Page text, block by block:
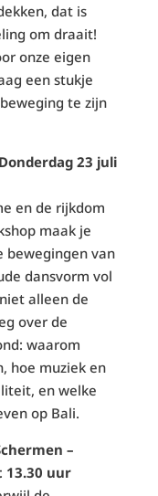
dat is
om draait!
onze eigen
een stukje
te zijn
23 juli
en de rijkdom
maak je
bewegingen van
dansvorm vol
alleen de
over de
waarom
hoe muziek en
en welke
op Bali.
–
13.30 uur